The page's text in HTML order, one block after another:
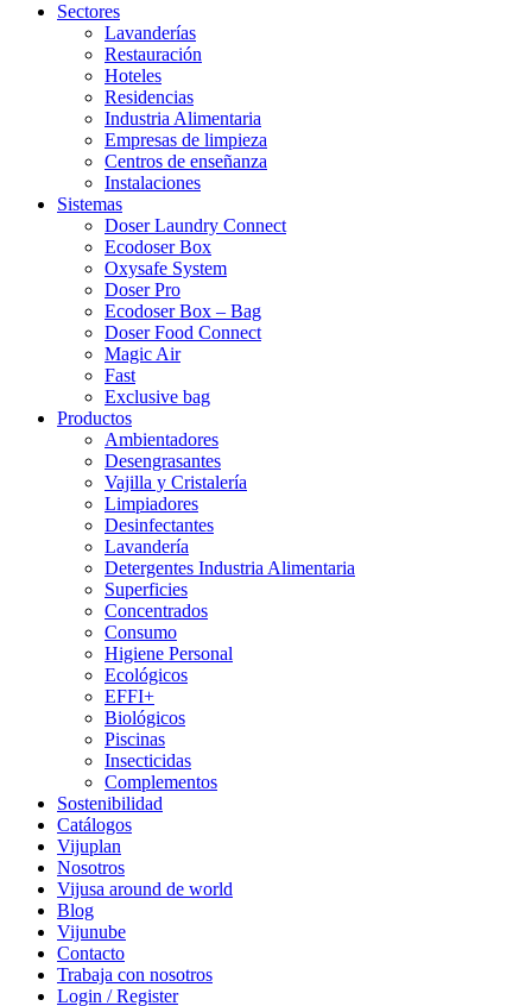
Sectores
Lavanderías
Restauración
Hoteles
Residencias
Industria Alimentaria
Empresas de limpieza
Centros de enseñanza
Instalaciones
Sistemas
Doser Laundry Connect​
Ecodoser Box
Oxysafe System
Doser Pro
Ecodoser Box – Bag
Doser Food Connect
Magic Air
Fast
Exclusive bag
Productos
Ambientadores
Desengrasantes
Vajilla y Cristalería
Limpiadores
Desinfectantes
Lavandería
Detergentes Industria Alimentaria
Superficies
Concentrados
Consumo
Higiene Personal
Ecológicos
EFFI+
Biológicos
Piscinas
Insecticidas
Complementos
Sostenibilidad
Catálogos
Vijuplan
Nosotros
Vijusa around de world
Blog
Vijunube
Contacto
Trabaja con nosotros
Login / Register